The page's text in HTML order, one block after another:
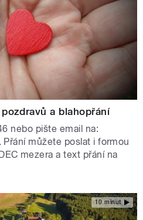
a blahopřání
nebo pište email na:
můžete poslat i formou
mezera a text přání na
10 minut